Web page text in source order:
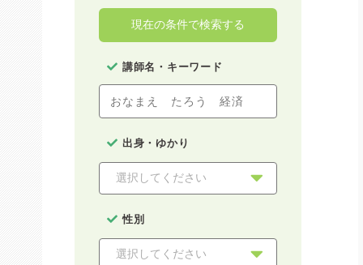
現在の条件で検索する
講師名・キーワード
出身・ゆかり
性別